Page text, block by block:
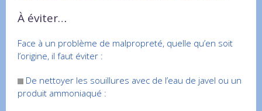
À éviter…
Face à un problème de malpropreté, quelle qu’en soit
l’origine, il faut éviter :
De nettoyer les souillures avec de l’eau de javel ou un
produit ammoniaqué :